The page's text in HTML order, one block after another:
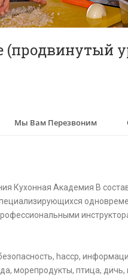
(продвинутый
Мы Вам Перезвоним
Кухонная Академия В
haccp,
морепродукты, птица, дичь,